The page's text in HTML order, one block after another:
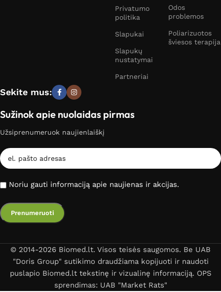
Privatumo
politika
Slapukai
Slapukų
nustatymai
Partneriai
Odos
problemos
Poliarizuotos
šviesos terapija
Sekite mus:
Sužinok apie nuolaidas pirmas
Užsiprenumeruok naujienlaiškį
Noriu gauti informaciją apie naujienas ir akcijas.
© 2014-2026 Biomed.lt. Visos teisės saugomos. Be UAB
"Doris Group" sutikimo draudžiama kopijuoti ir naudoti
puslapio Biomed.lt tekstinę ir vizualinę informaciją. OPS
sprendimas: UAB "Market Rats"